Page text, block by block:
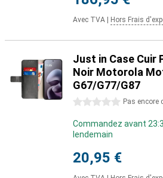
Avec TVA Hors Frais
Just in Case Cuir
Noir Motorola
G67/G77/G87
0 étoiles Pas encore
Commandez avant
lendemain
20,95 €